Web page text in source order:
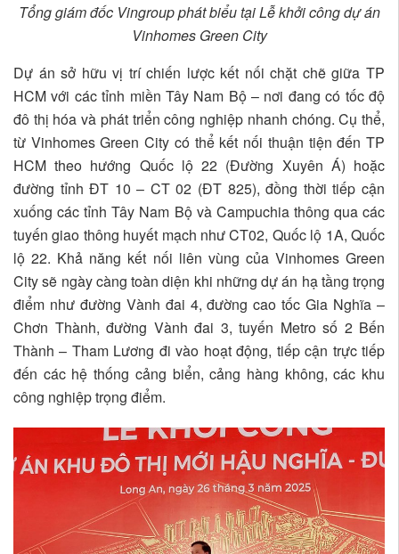
Tổng giám đốc Vingroup phát biểu tại Lễ khởi công dự án
Vinhomes Green City
Dự án sở hữu vị trí chiến lược kết nối chặt chẽ giữa TP
HCM với các tỉnh miền Tây Nam Bộ – nơi đang có tốc độ
đô thị hóa và phát triển công nghiệp nhanh chóng. Cụ thể,
từ Vinhomes Green City có thể kết nối thuận tiện đến TP
HCM theo hướng Quốc lộ 22 (Đường Xuyên Á) hoặc
đường tỉnh ĐT 10 – CT 02 (ĐT 825), đồng thời tiếp cận
xuống các tỉnh Tây Nam Bộ và Campuchia thông qua các
tuyến giao thông huyết mạch như CT02, Quốc lộ 1A, Quốc
lộ 22. Khả năng kết nối liên vùng của Vinhomes Green
City sẽ ngày càng toàn diện khi những dự án hạ tầng trọng
điểm như đường Vành đai 4, đường cao tốc Gia Nghĩa –
Chơn Thành, đường Vành đai 3, tuyến Metro số 2 Bến
Thành – Tham Lương đi vào hoạt động, tiếp cận trực tiếp
đến các hệ thống cảng biển, cảng hàng không, các khu
công nghiệp trọng điểm.